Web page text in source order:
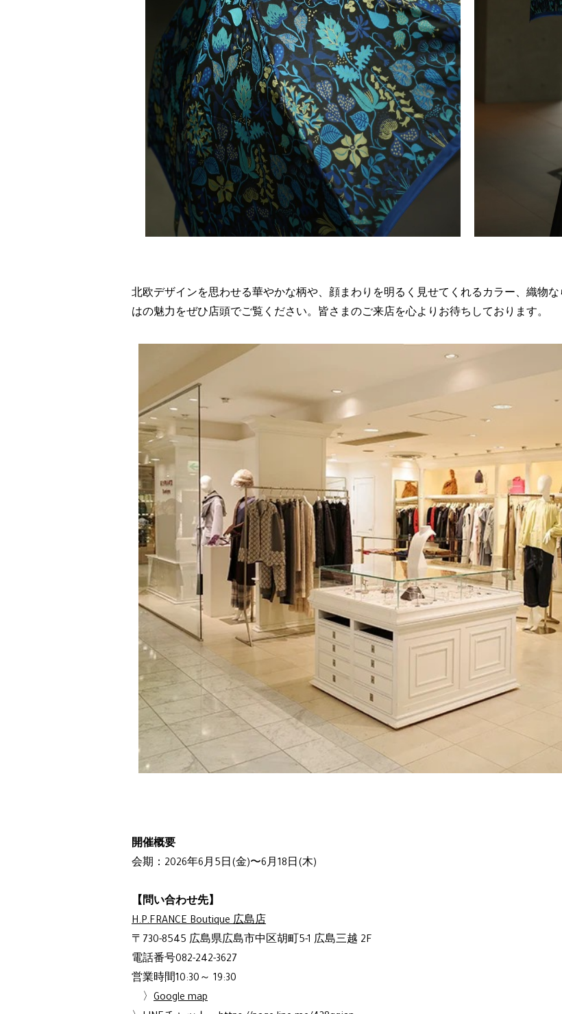
北欧デザインを思わせる華やかな柄や、顔まわりを明るく見せてくれるカラー、織物
はの魅力をぜひ店頭でご覧ください。皆さまのご来店を心よりお待ちしております。
開催概要
会期：2026年6月5日(金)〜6月18日(木)
【問い合わせ先】
H.P.FRANCE Boutique 広島店
〒730-8545 広島県広島市中区胡町5-1 広島三越 2F
電話番号082-242-3627
営業時間10:30～ 19:30
〉 Google map